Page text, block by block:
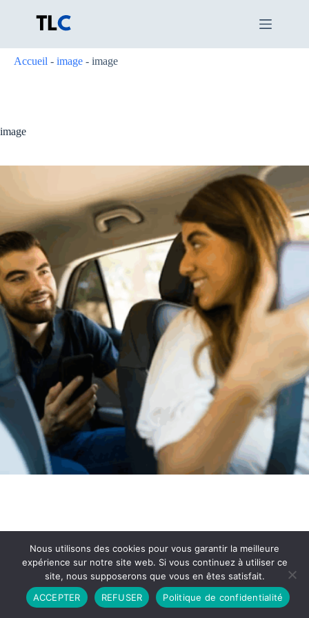
Accueil - image - image
image
Partenariat Contact
Politique de Confidentialité
CGU
Copyright © 2026 - Propulsé par DIEUDUDIABLE
Nous utilisons des cookies pour vous garantir la meilleure
expérience sur notre site web. Si vous continuez à utiliser ce
site, nous supposerons que vous en êtes satisfait.
ACCEPTER
REFUSER Politique de confidentialité